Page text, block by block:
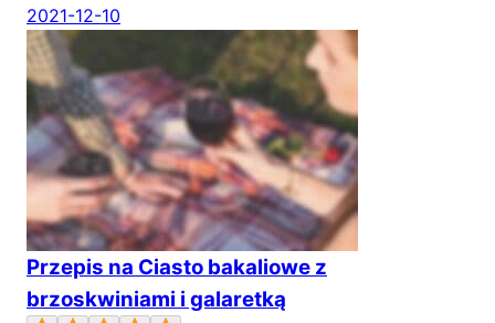
2021-12-10
Przepis na Ciasto bakaliowe z
brzoskwiniami i galaretką